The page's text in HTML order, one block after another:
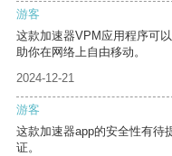
游客
这款加速器VPM应用程序可
助你在网络上自由移动。
2024-12-21
游客
这款加速器app的安全性有待
证。